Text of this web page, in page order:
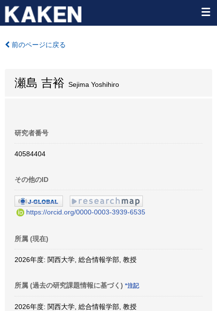
前のページに戻る
瀬島 吉裕 Sejima Yoshihiro
研究者番号
40584404
その他のID
https://orcid.org/0000-0003-3939-6535
所属 (現在)
2026年度: 関西大学, 総合情報学部, 教授
所属 (過去の研究課題情報に基づく) *注記
2026年度: 関西大学, 総合情報学部, 教授